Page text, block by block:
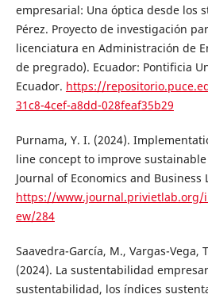
empresarial: Una óptica desde los
Pérez. Proyecto de investigación
licenciatura en Administración de
de pregrado). Ecuador: Pontificia
Ecuador. https://
31c8-4cef-a8dd-028feaf35b29
Purnama, Y. I. (2024).
line concept to improve
Journal of Economics and Business
https://www.journal.privietlab.org/
ew/284
Saavedra-García, M., Vargas-Vega,
(2024). La sustentabilidad
sustentabilidad, los índices